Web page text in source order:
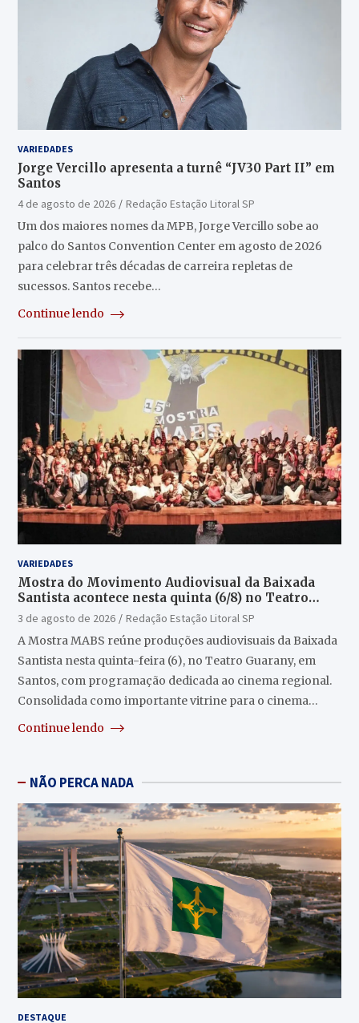
VARIEDADES
Jorge Vercillo apresenta a turnê “JV30 Part II” em
Santos
4 de agosto de 2026
Redação Estação Litoral SP
Um dos maiores nomes da MPB, Jorge Vercillo sobe ao
palco do Santos Convention Center em agosto de 2026
para celebrar três décadas de carreira repletas de
sucessos. Santos recebe…
Continue lendo
VARIEDADES
Mostra do Movimento Audiovisual da Baixada
Santista acontece nesta quinta (6/8) no Teatro
Guarany
3 de agosto de 2026
Redação Estação Litoral SP
A Mostra MABS reúne produções audiovisuais da Baixada
Santista nesta quinta-feira (6), no Teatro Guarany, em
Santos, com programação dedicada ao cinema regional.
Consolidada como importante vitrine para o cinema…
Continue lendo
NÃO PERCA NADA
DESTAQUE